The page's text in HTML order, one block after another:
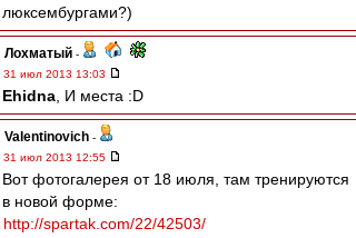
люксембургами?)
Лохматый -
31 июл 2013 13:03
Ehidna , И места :D
Valentinovich -
31 июл 2013 12:55
Вот фотогалерея от 18 июля, там тренируются
в новой форме:
http://spartak.com/22/42503/